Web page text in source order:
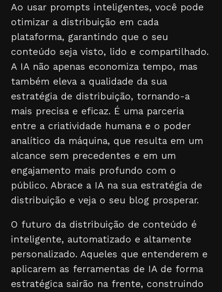
Ao usar prompts inteligentes, você pode
otimizar a distribuição em cada
plataforma, garantindo que o seu
conteúdo seja visto, lido e compartilhado.
A IA não apenas economiza tempo, mas
também eleva a qualidade da sua
estratégia de distribuição, tornando-a
mais precisa e eficaz. É uma parceria
entre a criatividade humana e o poder
analítico da máquina, que resulta em um
alcance sem precedentes e em um
engajamento mais profundo com o
público. Abrace a IA na sua estratégia de
distribuição e veja o seu blog prosperar.
O futuro da distribuição de conteúdo é
inteligente, automatizado e altamente
personalizado. Aqueles que entenderem e
aplicarem as ferramentas de IA de forma
estratégica sairão na frente, construindo